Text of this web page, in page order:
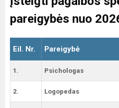
pareigybės nuo
Eil. Nr. Pareigybė
1. Psichologas
2. Logopedas